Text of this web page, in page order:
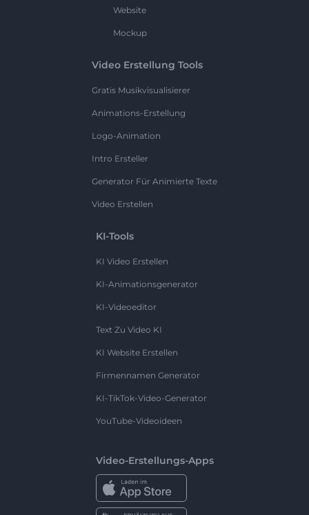
Website
Mockup
Video Erstellung Tools
Gratis Musikvisualisierer
Animations-Erstellung
Logo-Animation
Intro Ersteller
Generator Für Animierte Texte
Video Erstellen
KI-Tools
KI Video Erstellen
KI-Animationsgenerator
KI-Videoeditor
Text Zu Video KI
KI Website Erstellen
Firmennamen Generator
KI-TikTok-Video-Generator
YouTube-Videoideen
Video-Erstellungs-Apps